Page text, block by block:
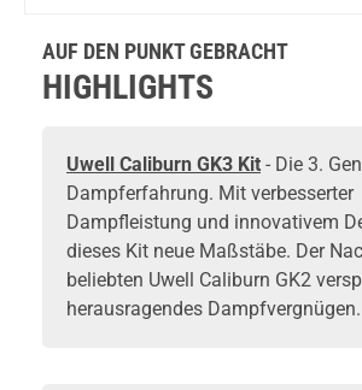
AUF DEN PUNKT GEBRACHT
HIGHLIGHTS
Uwell Caliburn GK3 Kit - Die 3.
Dampferfahrung. Mit verbesserter
Dampfleistung und innovativem
dieses Kit neue Maßstäbe. Der
beliebten Uwell Caliburn GK2
herausragendes Dampfvergnügen.